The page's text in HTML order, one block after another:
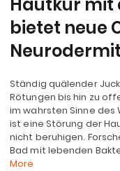
bietet neue
Ständig quälender
Rötungen bis hin zu
im wahrsten Sinne
ist eine Störung der
nicht beruhigen.
Bad mit lebenden
More